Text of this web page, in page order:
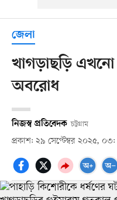
জেলা
খাগড়াছড়ি
অবরোধ
নিজস্ব প্রতিবেদক চট্টগ্রাম
প্রকাশ: ২৯ সেপ্টেম্বর ২০২৫,